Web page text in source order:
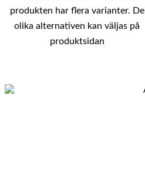
produkten har flera varianter. De
olika alternativen kan väljas på
produktsidan